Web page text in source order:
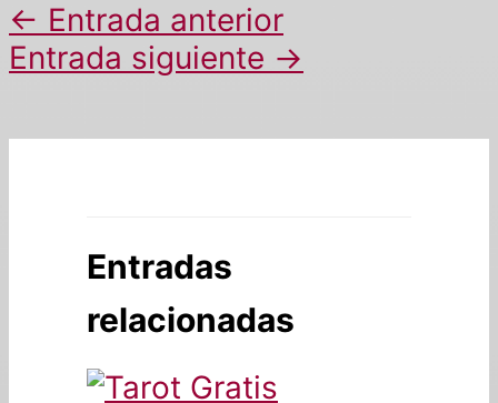
← Entrada anterior
Entrada siguiente →
Entradas
relacionadas